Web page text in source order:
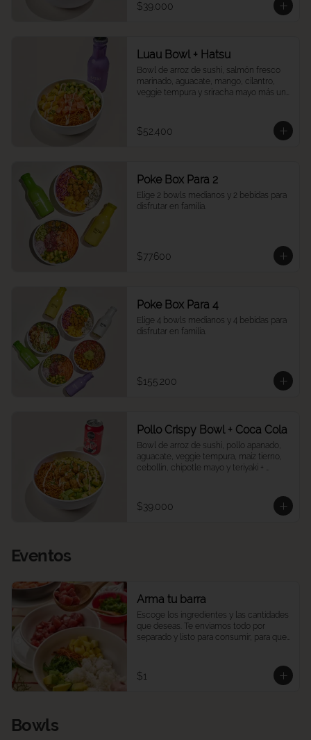
$39.000
Luau Bowl + Hatsu
Bowl de arroz de sushi, salmón fresco
marinado, aguacate, mango, cilantro,
veggie tempura y sriracha mayo más un
$52.400
Poke Box Para 2
Elige 2 bowls medianos y 2 bebidas para
disfrutar en familia.
$77.600
Poke Box Para 4
Elige 4 bowls medianos y 4 bebidas para
disfrutar en familia.
$155.200
Pollo Crispy Bowl + Coca Cola
Bowl de arroz de sushi, pollo apanado,
aguacate, veggie tempura, maíz tierno,
cebollín, chipotle mayo y teriyaki +
$39.000
Eventos
Arma tu barra
Escoge los ingredientes y las cantidades
que deseas. Te enviamos todo por
separado y listo para consumir, para que
Ideal para compartir, eventos o
reuniones.
$1
Bowls